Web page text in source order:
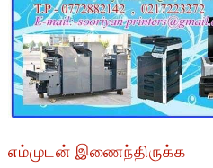
எம்முடன் இணைந்திருக்க